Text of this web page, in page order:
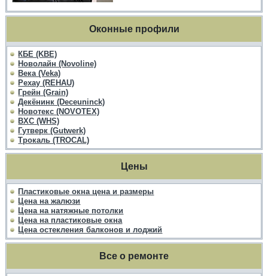
Оконные профили
КБЕ (KBE)
Новолайн (Novoline)
Века (Veka)
Рехау (REHAU)
Грейн (Grain)
Декёнинк (Deceuninck)
Новотекс (NOVOTEX)
ВХС (WHS)
Гутверк (Gutwerk)
Трокаль (TROCAL)
Цены
Пластиковые окна цена и размеры
Цена на жалюзи
Цена на натяжные потолки
Цена на пластиковые окна
Цена остекления балконов и лоджий
Все о ремонте